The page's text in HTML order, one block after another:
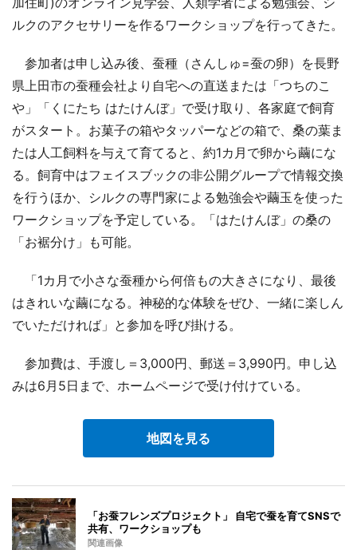
ルクのアクセサリーを作るワークショップを行ってきた。
参加者は申し込み後、蚕種（さんしゅ=蚕の卵）を長野
県上田市の蚕種会社より自宅への直送または「つちのこ
や」「くにたち はたけんぼ」で受け取り、各家庭で飼育
がスタート。お菓子の箱やタッパーなどの箱で、桑の葉ま
たは人工飼料を与えて育てると、約1カ月で卵から繭にな
る。飼育中はフェイスブックの非公開グループで情報交換
を行うほか、シルクの専門家による勉強会や繭玉を使った
ワークショップを予定している。「はたけんぼ」の桑の
「お裾分け」も可能。
「1カ月で小さな蚕種から何倍もの大きさになり、最後
はきれいな繭になる。神秘的な体験をぜひ、一緒に楽しん
でいただければ」と参加を呼び掛ける。
参加費は、手渡し＝3,000円、郵送＝3,990円。申し込
みは6月5日まで、ホームページで受け付けている。
地図を見る
「お蚕フレンズプロジェクト」 自宅で蚕を育てSNSで
共有、ワークショップも
関連画像